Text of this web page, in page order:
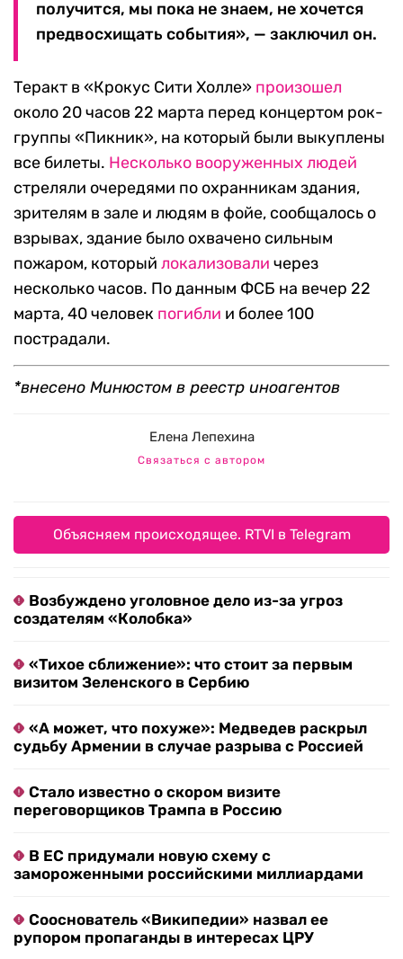
получится, мы пока не знаем, не хочется
предвосхищать события», — заключил он.
Теракт в «Крокус Сити Холле» произошел
около 20 часов 22 марта перед концертом рок-
группы «Пикник», на который были выкуплены
все билеты. Несколько вооруженных людей
стреляли очередями по охранникам здания,
зрителям в зале и людям в фойе, сообщалось о
взрывах, здание было охвачено сильным
пожаром, который локализовали через
несколько часов. По данным ФСБ на вечер 22
марта, 40 человек погибли и более 100
пострадали.
*внесено Минюстом в реестр иноагентов
Елена Лепехина
Связаться с автором
Объясняем происходящее. RTVI в Telegram
Возбуждено уголовное дело из-за угроз
создателям «Колобка»
«Тихое сближение»: что стоит за первым
визитом Зеленского в Сербию
«А может, что похуже»: Медведев раскрыл
судьбу Армении в случае разрыва с Россией
Стало известно о скором визите
переговорщиков Трампа в Россию
В ЕС придумали новую схему с
замороженными российскими миллиардами
Сооснователь «Википедии» назвал ее
рупором пропаганды в интересах ЦРУ